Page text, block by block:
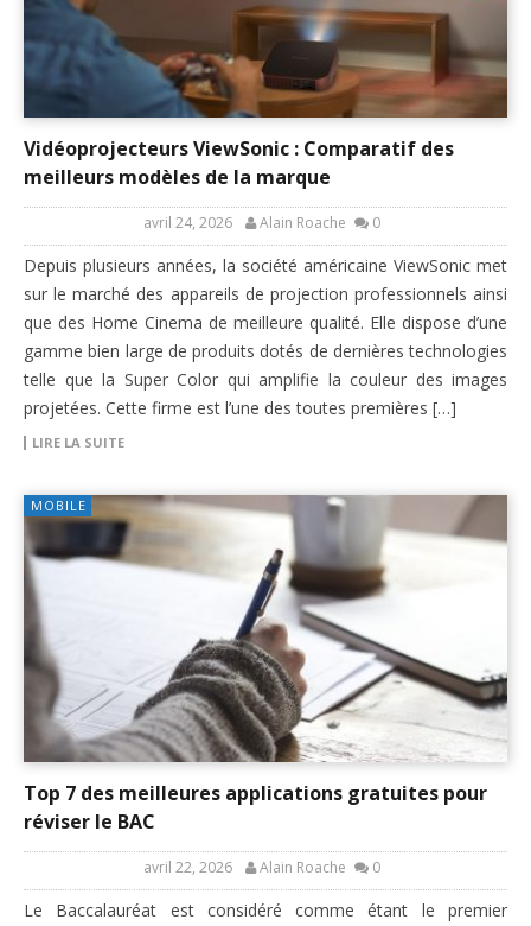
Vidéoprojecteurs ViewSonic : Comparatif des
meilleurs modèles de la marque
avril 24, 2026 Alain Roache 0
Depuis plusieurs années, la société américaine ViewSonic met
sur le marché des appareils de projection professionnels ainsi
que des Home Cinema de meilleure qualité. Elle dispose d’une
gamme bien large de produits dotés de dernières technologies
telle que la Super Color qui amplifie la couleur des images
projetées. Cette firme est l’une des toutes premières […]
LIRE LA SUITE
MOBILE
Top 7 des meilleures applications gratuites pour
réviser le BAC
avril 22, 2026 Alain Roache 0
Le Baccalauréat est considéré comme étant le premier